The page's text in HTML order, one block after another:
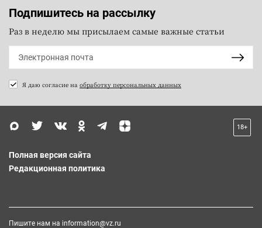
Подпишитесь на рассылку
Раз в неделю мы присылаем самые важные статьи
Я даю согласие на обработку персональных данных
18+
Полная версия сайта
Редакционная политика
Пишите нам на information@vz.ru